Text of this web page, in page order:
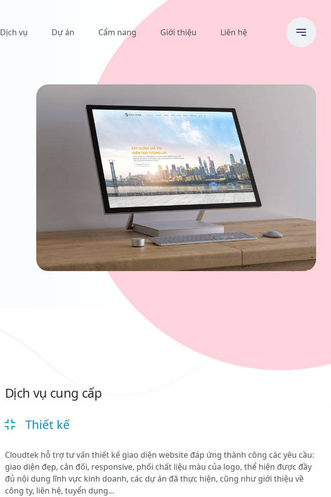
Dịch vụ Dự án Cẩm nang Giới thiệu Liên hệ
Dịch vụ cung cấp
Thiết kế
Cloudtek hỗ trợ tư vấn thiết kế giao diện website đáp ứng thành công các yêu cầu:
giao diện đẹp, cân đối, responsive, phối chất liệu màu của logo, thể hiện được đầy
đủ nội dung lĩnh vực kinh doanh, các dự án đã thực hiện, cũng như giới thiệu về
công ty, liên hệ, tuyển dụng...